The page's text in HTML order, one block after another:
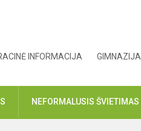
INFORMACIJA GIMNAZIJA
NEFORMALUSIS ŠVIETIMAS